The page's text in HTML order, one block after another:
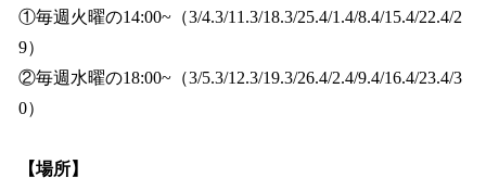
①毎週火曜の14:00~（3/4.3/11.3/18.3/25.4/1.4/8.4/15.4/22.4/2
9）
②毎週水曜の18:00~（3/5.3/12.3/19.3/26.4/2.4/9.4/16.4/23.4/3
0）
【場所】